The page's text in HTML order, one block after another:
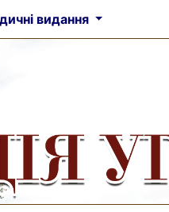
видання